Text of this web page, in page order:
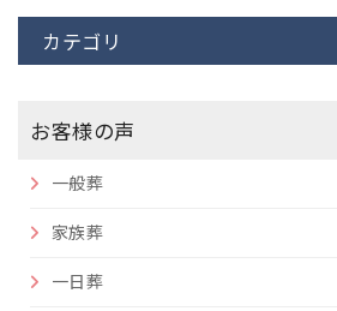
カテゴリ
お客様の声
一般葬
家族葬
一日葬